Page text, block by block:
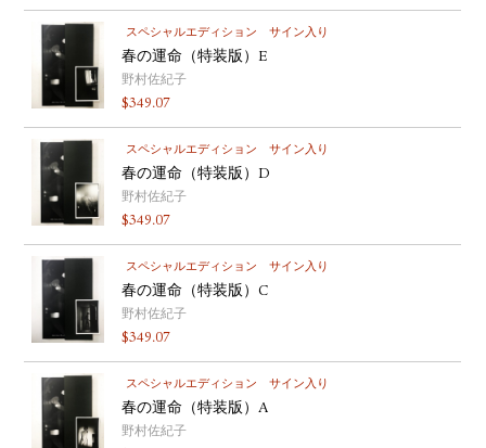
スペシャルエディション サイン入り
春の運命（特装版）E
野村佐紀子
$349.07
スペシャルエディション サイン入り
春の運命（特装版）D
野村佐紀子
$349.07
スペシャルエディション サイン入り
春の運命（特装版）C
野村佐紀子
$349.07
スペシャルエディション サイン入り
春の運命（特装版）A
野村佐紀子